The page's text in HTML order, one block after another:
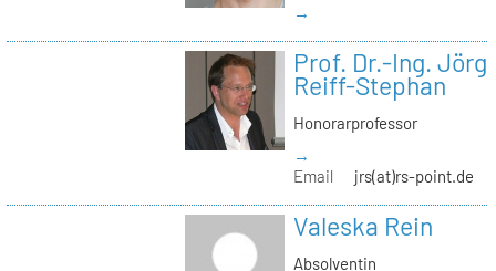
→
Prof. Dr.-Ing. Jörg
Reiff-Stephan
Honorarprofessor
→
Email
jrs(at)rs-point.de
Valeska Rein
Absolventin